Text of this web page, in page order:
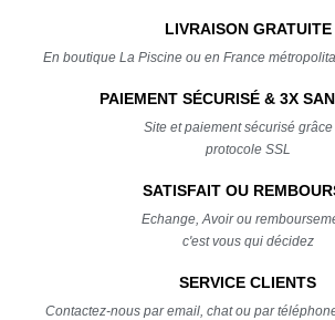
LIVRAISON GRATUITE
En boutique La Piscine ou en France
PAIEMENT SÉCURISÉ & 3X
Site et paiement sécurisé
protocole SSL
SATISFAIT OU
Echange, Avoir ou
c'est vous qui décidez
SERVICE CLIENTS
Contactez-nous par email, chat ou par